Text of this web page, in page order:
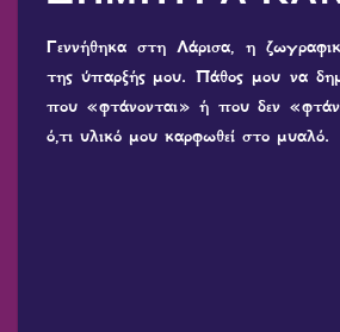
Γεννήθηκα στη Λάρισα, η
της ύπαρξής μου. Πάθος μου να
που «φτάνονται» ή που δεν
ό,τι υλικό μου καρφωθεί στο μυαλό.